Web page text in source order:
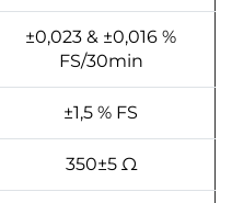
±0,023 & ±0,016 %
FS/30min
±1,5 % FS
350±5 Ω